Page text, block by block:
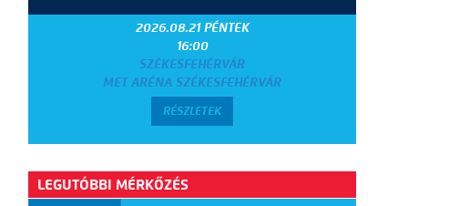
2026.08.21 PÉNTEK
16:00
SZÉKESFEHÉRVÁR
MET ARÉNA SZÉKESFEHÉRVÁR
RÉSZLETEK
LEGUTÓBBI MÉRKŐZÉS